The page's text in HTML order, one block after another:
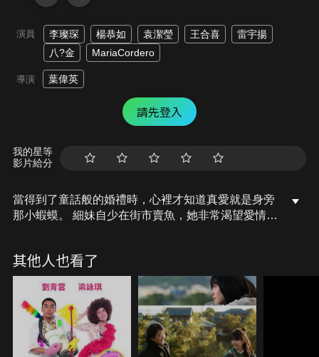
演員 李璨琛 楊恭如 袁潔瑩 王合喜
雷宇揚
八?金
MariaCordero
導演 葉偉英
請先登入
我的星等
影片給分
當得到了童話般的婚禮時，心裡才知道真愛就是身旁
那小蝦蟆。 細妹自少在街市賣魚，她非常渴望愛情，
向細妹展開追求。Chris替細妹重新裝扮，又安排她
到公司裡工作。Chris決定娶細妹為妻。細妹一直以
為最幸福是嫁給一個英俊瀟灑，有財富的男人，但在
宣誓一刻，竟然未能說出「我願意」......
其他人也看了